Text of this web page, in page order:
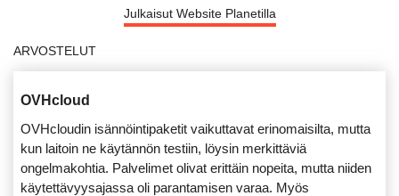
Julkaisut Website Planetilla
ARVOSTELUT
OVHcloud
OVHcloudin isännöintipaketit vaikuttavat erinomaisilta, mutta
kun laitoin ne käytännön testiin, löysin merkittäviä
ongelmakohtia. Palvelimet olivat erittäin nopeita, mutta niiden
käytettävyysajassa oli parantamisen varaa. Myös